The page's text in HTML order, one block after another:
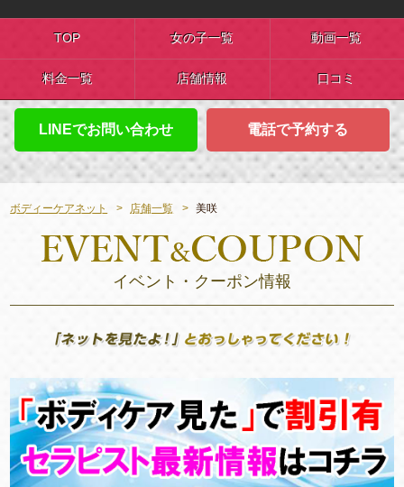
TOP 女の子一覧 動画一覧
料金一覧 店舗情報 口コミ
LINEでお問い合わせ 電話で予約する
ボディーケアネット 店舗一覧 美咲
イベント・クーポン情報